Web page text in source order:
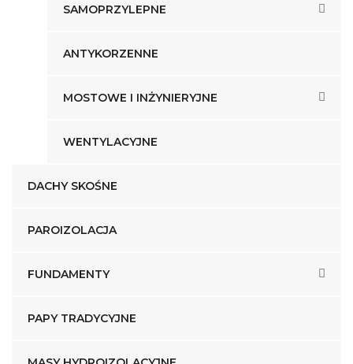
SAMOPRZYLEPNE
ANTYKORZENNE
MOSTOWE I INŻYNIERYJNE
WENTYLACYJNE
DACHY SKOŚNE
PAROIZOLACJA
FUNDAMENTY
PAPY TRADYCYJNE